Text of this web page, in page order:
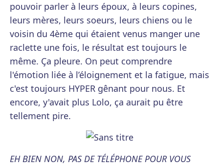
pouvoir parler à leurs époux, à leurs copines,
leurs mères, leurs soeurs, leurs chiens ou le
voisin du 4ème qui étaient venus manger une
raclette une fois, le résultat est toujours le
même. Ça pleure. On peut comprendre
l'émotion liée à l’éloignement et la fatigue, mais
c'est toujours HYPER gênant pour nous. Et
encore, y'avait plus Lolo, ça aurait pu être
tellement pire.
EH BIEN NON, PAS DE TÉLÉPHONE POUR VOUS